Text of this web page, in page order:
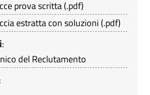
prova scritta(.pdf)
estratta con soluzioni (.pdf)
:
del Reclutamento
: